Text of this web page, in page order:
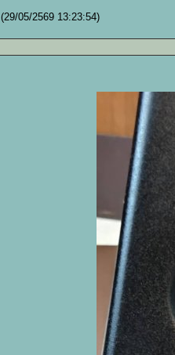
(29/05/2569 13:23:54)